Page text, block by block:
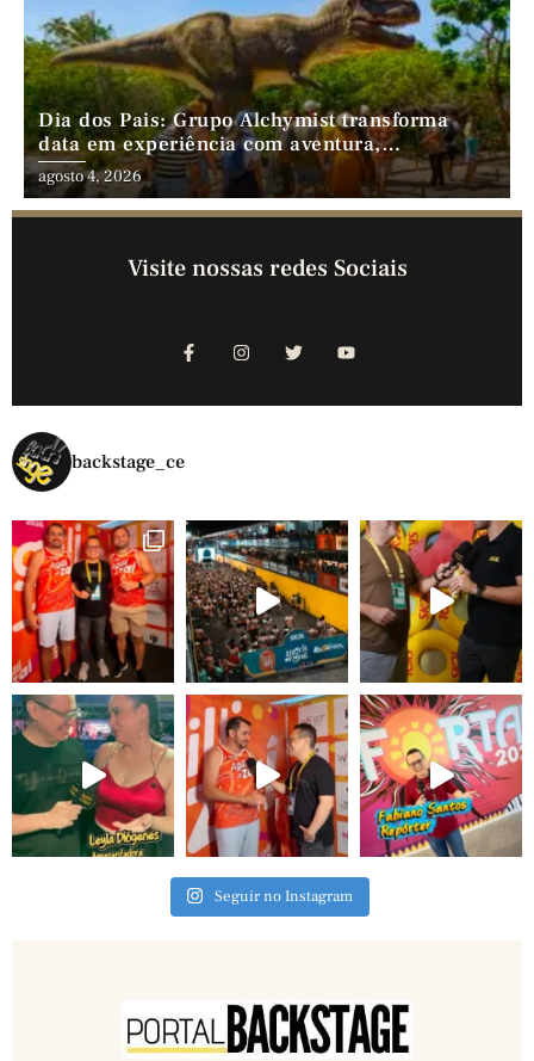
Dia dos Pais: Grupo Alchymist transforma
data em experiência com aventura,
gastronomia e lazer em família
agosto 4, 2026
Visite nossas redes Sociais
backstage_ce
Seguir no Instagram